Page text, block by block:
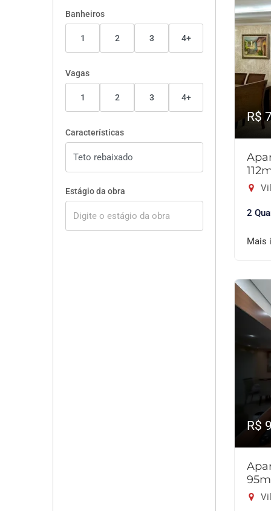
Banheiros
1 2 3 4+
Vagas
1 2 3 4+
Características
Estágio da obra
R$
2
Mais
R$